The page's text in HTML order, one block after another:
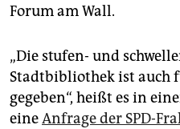
Forum am Wall.
„Die stufen- und
Stadtbibliothek ist auch
gegeben“, heißt es in
eineAnfrage der SPD-